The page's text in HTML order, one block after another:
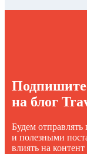
на блог
Будем
и полезными
влиять на